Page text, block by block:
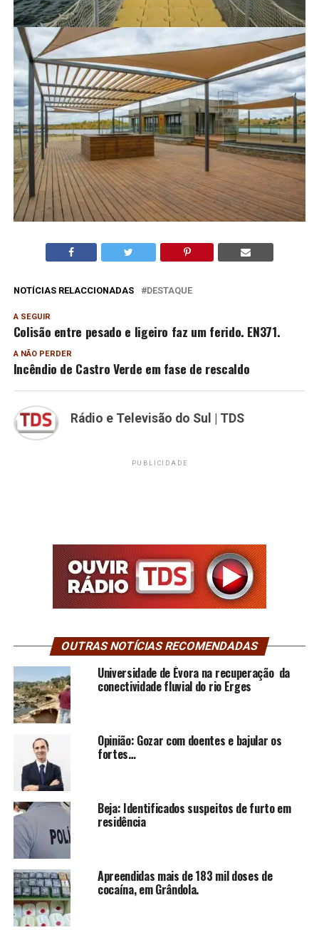
NOTÍCIAS RELACCIONADAS DESTAQUE
A SEGUIR
Colisão entre pesado e ligeiro faz um ferido. EN371.
A NÃO PERDER
Incêndio de Castro Verde em fase de rescaldo
Rádio e Televisão do Sul | TDS
PUBLICIDADE
OUTRAS NOTÍCIAS RECOMENDADAS
Universidade de Évora na recuperação da
conectividade fluvial do rio Erges
Opinião: Gozar com doentes e bajular os
fortes…
Beja: Identificados suspeitos de furto em
residência
Apreendidas mais de 183 mil doses de
cocaína, em Grândola.